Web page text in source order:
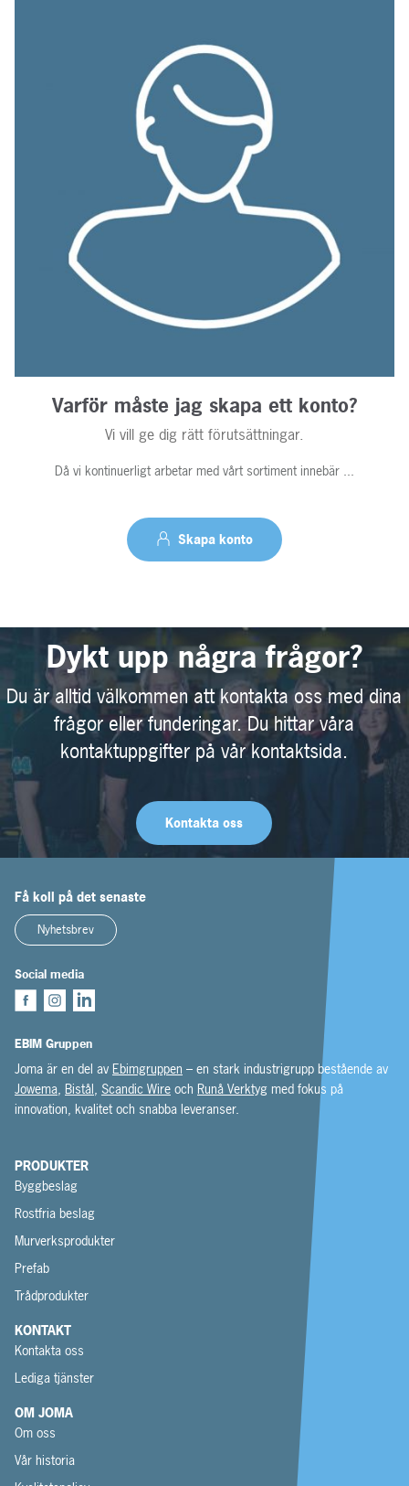
Varför måste jag skapa ett konto?
Vi vill ge dig rätt förutsättningar.
Då vi kontinuerligt arbetar med vårt sortiment innebär ...
Skapa konto
Dykt upp några frågor?
Du är alltid välkommen att kontakta oss med dina
frågor eller funderingar. Du hittar våra
kontaktuppgifter på vår kontaktsida.
Kontakta oss
Få koll på det senaste
Nyhetsbrev
Social media
EBIM Gruppen
Joma är en del av Ebimgruppen – en stark industrigrupp bestående av
Jowema, Bistål, Scandic Wire och Runå Verktyg med fokus på
innovation, kvalitet och snabba leveranser.
PRODUKTER
Byggbeslag
Rostfria beslag
Murverksprodukter
Prefab
Trådprodukter
KONTAKT
Kontakta oss
Lediga tjänster
OM JOMA
Om oss
Vår historia